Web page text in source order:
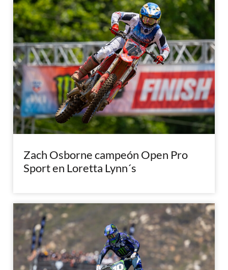
Zach Osborne campeón Open Pro
Sport en Loretta Lynn´s